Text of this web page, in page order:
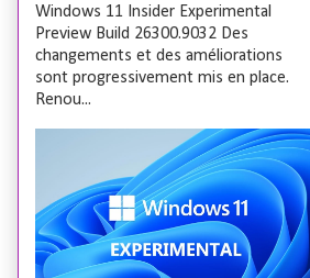
Windows 11 Insider Experimental
Preview Build 26300.9032 Des
changements et des améliorations
sont progressivement mis en place.
Renou...